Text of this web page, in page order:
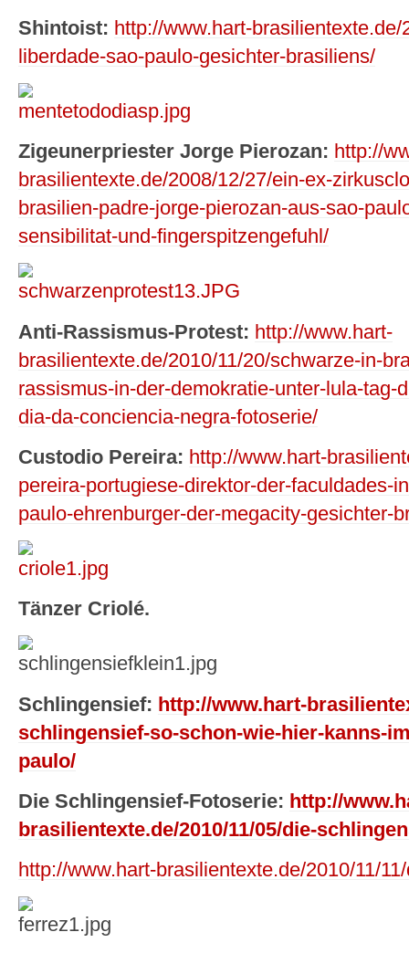
Shintoist: http://www.hart-
liberdade-sao-paulo-gesichter-brasiliens/
Zigeunerpriester Jorge Pierozan: http://
brasilientexte.de/2008/12/27/ein-ex-
brasilien-padre-jorge-pierozan-aus-sao-
sensibilitat-und-fingerspitzengefuhl/
Anti-Rassismus-Protest: http://www.hart-
brasilientexte.de/2010/11/20/schwarze-in-
rassismus-in-der-demokratie-unter-lula-tag-
dia-da-conciencia-negra-fotoserie/
Custodio Pereira: http://www.hart-
pereira-portugiese-direktor-der-faculdades-
paulo-ehrenburger-der-megacity-gesichter-
Tänzer Criolé.
Schlingensief: http://www.hart-
schlingensief-so-schon-wie-hier-kanns-
paulo/
Die Schlingensief-Fotoserie: http://
brasilientexte.de/2010/11/05/die-
http://www.hart-brasilientexte.de/2010/11/